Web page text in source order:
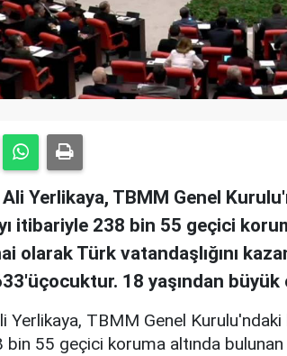
Ali Yerlikaya, TBMM Genel
itibariyle 238 bin 55 geçici
olarak Türk vatandaşlığını
18 yaşından büyük
Yerlikaya, TBMM Genel
bin 55 geçici koruma altında